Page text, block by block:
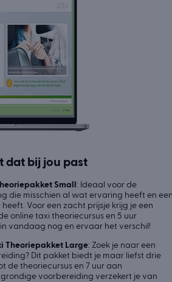
dat bij jou past
Small : Ideaal voor de
die misschien al wat ervaring heeft en
Voor een zacht prijsje krijg je een
online taxi theoriecursus en 5 uur
vandaag nog en ervaar het verschil!
Theoriepakket Large: Zoek je naar een
Dit pakket biedt je maar liefst drie
de theoriecursus en 7 uur aan
voorbereiding verzekert je van